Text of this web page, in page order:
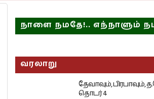
நாளை நமதே!.. எந்நாளும்
வரலாறு
தேவாவும், பிரபாவும்,
தொடர் 4